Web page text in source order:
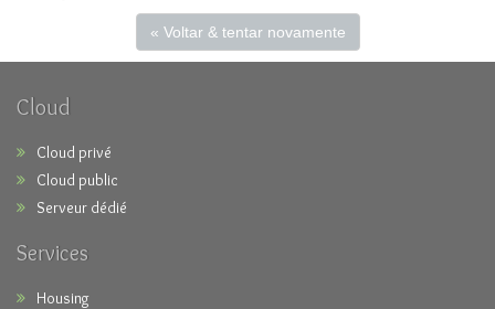
« Voltar & tentar novamente
Cloud
Cloud privé
Cloud public
Serveur dédié
Services
Housing